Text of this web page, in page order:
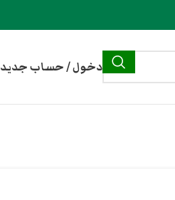
دخول / حساب جديد